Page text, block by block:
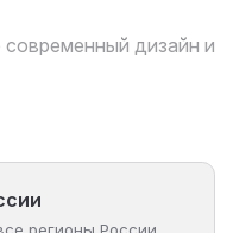
дизайн и
делает его